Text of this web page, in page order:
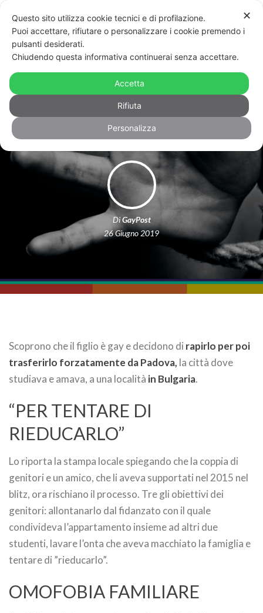
Rapiscono il figlio a Padova perché
gay e lo spediscono in Bulgaria per
curarlo
DiGayPost
26 Giugno 2019
Scoprono che il figlio è gay e decidono di rapirlo per poi
trasferirlo forzatamente da Padova, la città dove
studiava e amava, a una località in Bulgaria.
“PER TENTARE DI
RIEDUCARLO”
Lo riporta la stampa locale spiegando che la coppia di
genitori e un amico, che li aveva supportati nel 2015 nel
blitz, ora rischiano il processo. Tre gli obiettivi dei
genitori: allontanarlo dal fidanzato con il quale
condivideva l’appartamento insieme ad altri due
studenti, lavare l’onta che aveva macchiato la famiglia e
tentare di ”rieducarlo”.
OMOFOBIA FAMILIARE
✕
Questo sito utilizza cookie tecnici e di profilazione.
Puoi accettare, rifiutare o personalizzare i cookie premendo i
pulsanti desiderati.
Chiudendo questa informativa continuerai senza accettare.
Accetta
Rifiuta
Personalizza